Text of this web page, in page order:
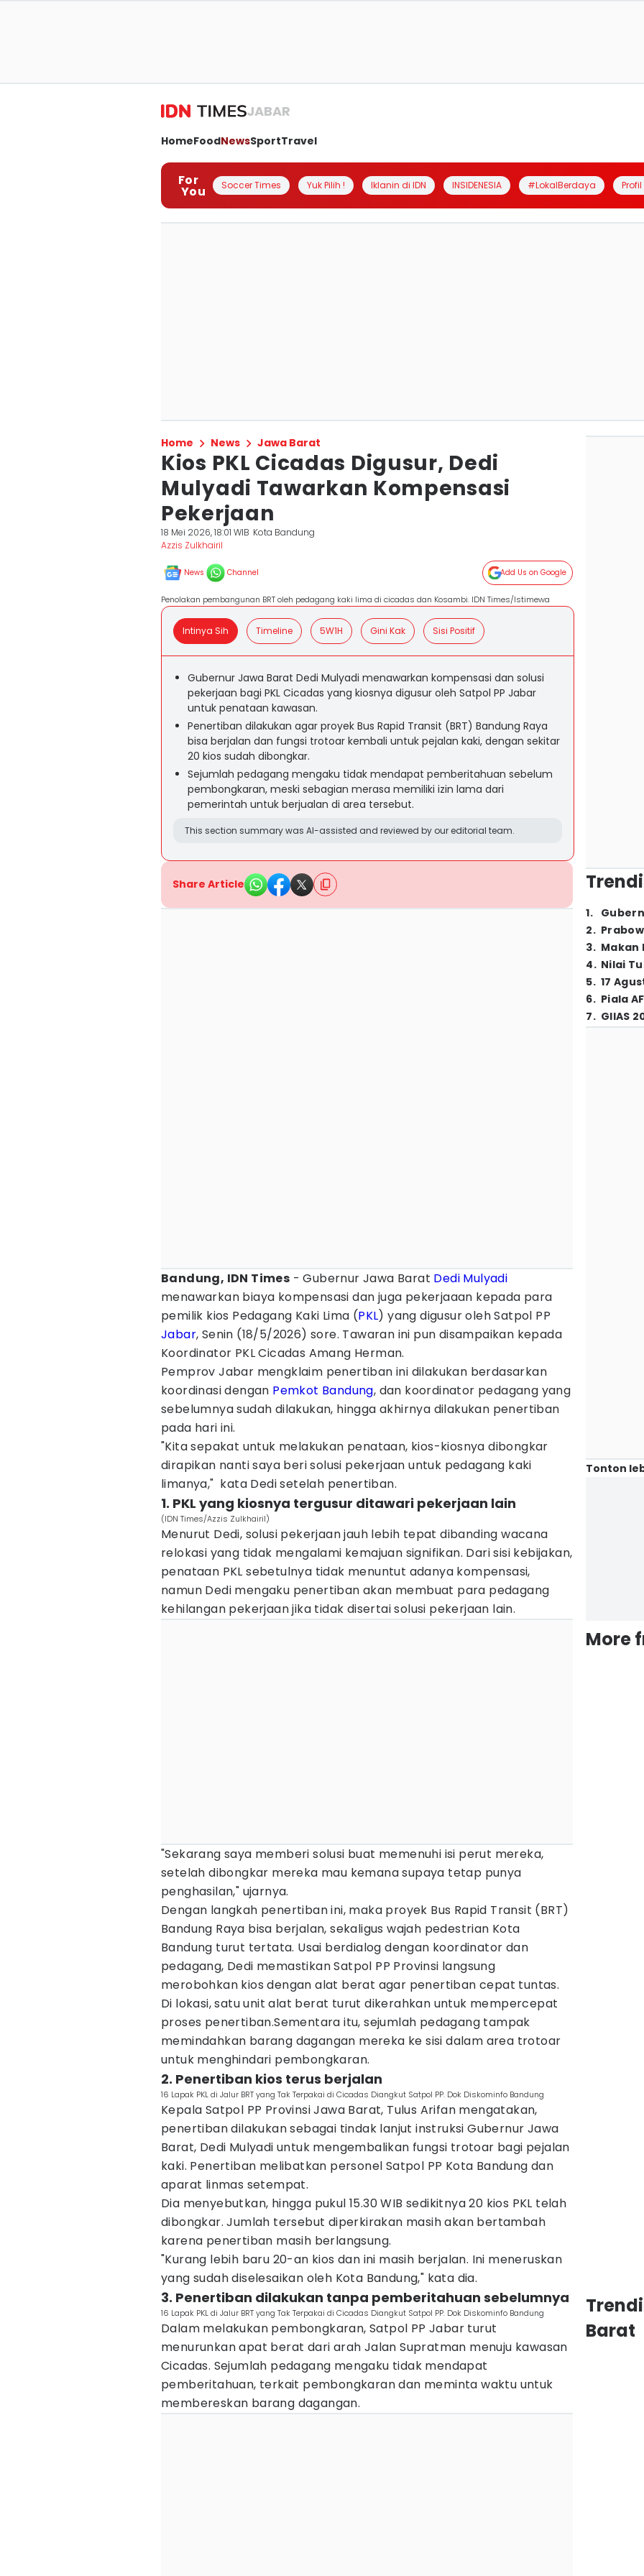
JABAR
HomeFoodNewsSportTravel
For
You Soccer Times Yuk Pilih ! Iklanin di IDN INSIDENESIA #LokalBerdaya
Home News Jawa Barat
Kios PKL Cicadas Digusur, Dedi
Mulyadi Tawarkan Kompensasi
Pekerjaan
18 Mei 2026, 18:01 WIB Kota Bandung
Azzis Zulkhairil
News Channel Add Us on Google
Penolakan pembangunan BRT oleh pedagang kaki lima di cicadas dan Kosambi. IDN Times/Istimewa
Intinya Sih Timeline 5W1H Gini Kak Sisi Positif
Gubernur Jawa Barat Dedi Mulyadi menawarkan kompensasi dan solusi
pekerjaan bagi PKL Cicadas yang kiosnya digusur oleh Satpol PP Jabar
untuk penataan kawasan.
Penertiban dilakukan agar proyek Bus Rapid Transit (BRT) Bandung Raya
bisa berjalan dan fungsi trotoar kembali untuk pejalan kaki, dengan sekitar
20 kios sudah dibongkar.
Sejumlah pedagang mengaku tidak mendapat pemberitahuan sebelum
pembongkaran, meski sebagian merasa memiliki izin lama dari
pemerintah untuk berjualan di area tersebut.
This section summary was AI-assisted and reviewed by our editorial team.
Share Article
Bandung, IDN Times - Gubernur Jawa Barat Dedi Mulyadi
menawarkan biaya kompensasi dan juga pekerjaaan kepada para
pemilik kios Pedagang Kaki Lima (PKL) yang digusur oleh Satpol PP
Jabar, Senin (18/5/2026) sore. Tawaran ini pun disampaikan kepada
Koordinator PKL Cicadas Amang Herman.
Pemprov Jabar mengklaim penertiban ini dilakukan berdasarkan
koordinasi dengan Pemkot Bandung, dan koordinator pedagang yang
sebelumnya sudah dilakukan, hingga akhirnya dilakukan penertiban
pada hari ini.
"Kita sepakat untuk melakukan penataan, kios-kiosnya dibongkar
dirapikan nanti saya beri solusi pekerjaan untuk pedagang kaki
limanya," kata Dedi setelah penertiban.
1. PKL yang kiosnya tergusur ditawari pekerjaan lain
(IDN Times/Azzis Zulkhairil)
Menurut Dedi, solusi pekerjaan jauh lebih tepat dibanding wacana
relokasi yang tidak mengalami kemajuan signifikan. Dari sisi kebijakan,
penataan PKL sebetulnya tidak menuntut adanya kompensasi,
namun Dedi mengaku penertiban akan membuat para pedagang
kehilangan pekerjaan jika tidak disertai solusi pekerjaan lain.
"Sekarang saya memberi solusi buat memenuhi isi perut mereka,
setelah dibongkar mereka mau kemana supaya tetap punya
penghasilan," ujarnya.
Dengan langkah penertiban ini, maka proyek Bus Rapid Transit (BRT)
Bandung Raya bisa berjalan, sekaligus wajah pedestrian Kota
Bandung turut tertata. Usai berdialog dengan koordinator dan
pedagang, Dedi memastikan Satpol PP Provinsi langsung
merobohkan kios dengan alat berat agar penertiban cepat tuntas.
Di lokasi, satu unit alat berat turut dikerahkan untuk mempercepat
proses penertiban.Sementara itu, sejumlah pedagang tampak
memindahkan barang dagangan mereka ke sisi dalam area trotoar
untuk menghindari pembongkaran.
2. Penertiban kios terus berjalan
16 Lapak PKL di Jalur BRT yang Tak Terpakai di Cicadas Diangkut Satpol PP. Dok Diskominfo Bandung
Kepala Satpol PP Provinsi Jawa Barat, Tulus Arifan mengatakan,
penertiban dilakukan sebagai tindak lanjut instruksi Gubernur Jawa
Barat, Dedi Mulyadi untuk mengembalikan fungsi trotoar bagi pejalan
kaki. Penertiban melibatkan personel Satpol PP Kota Bandung dan
aparat linmas setempat.
Dia menyebutkan, hingga pukul 15.30 WIB sedikitnya 20 kios PKL telah
dibongkar. Jumlah tersebut diperkirakan masih akan bertambah
karena penertiban masih berlangsung.
"Kurang lebih baru 20-an kios dan ini masih berjalan. Ini meneruskan
yang sudah diselesaikan oleh Kota Bandung," kata dia.
3. Penertiban dilakukan tanpa pemberitahuan sebelumnya
16 Lapak PKL di Jalur BRT yang Tak Terpakai di Cicadas Diangkut Satpol PP. Dok Diskominfo Bandung
Dalam melakukan pembongkaran, Satpol PP Jabar turut
menurunkan apat berat dari arah Jalan Supratman menuju kawasan
Cicadas. Sejumlah pedagang mengaku tidak mendapat
pemberitahuan, terkait pembongkaran dan meminta waktu untuk
membereskan barang dagangan.
1.
2.
3. Makan
4. Nilai
5. 17
6. Piala
7. GIIAS
Tonton
More
Barat